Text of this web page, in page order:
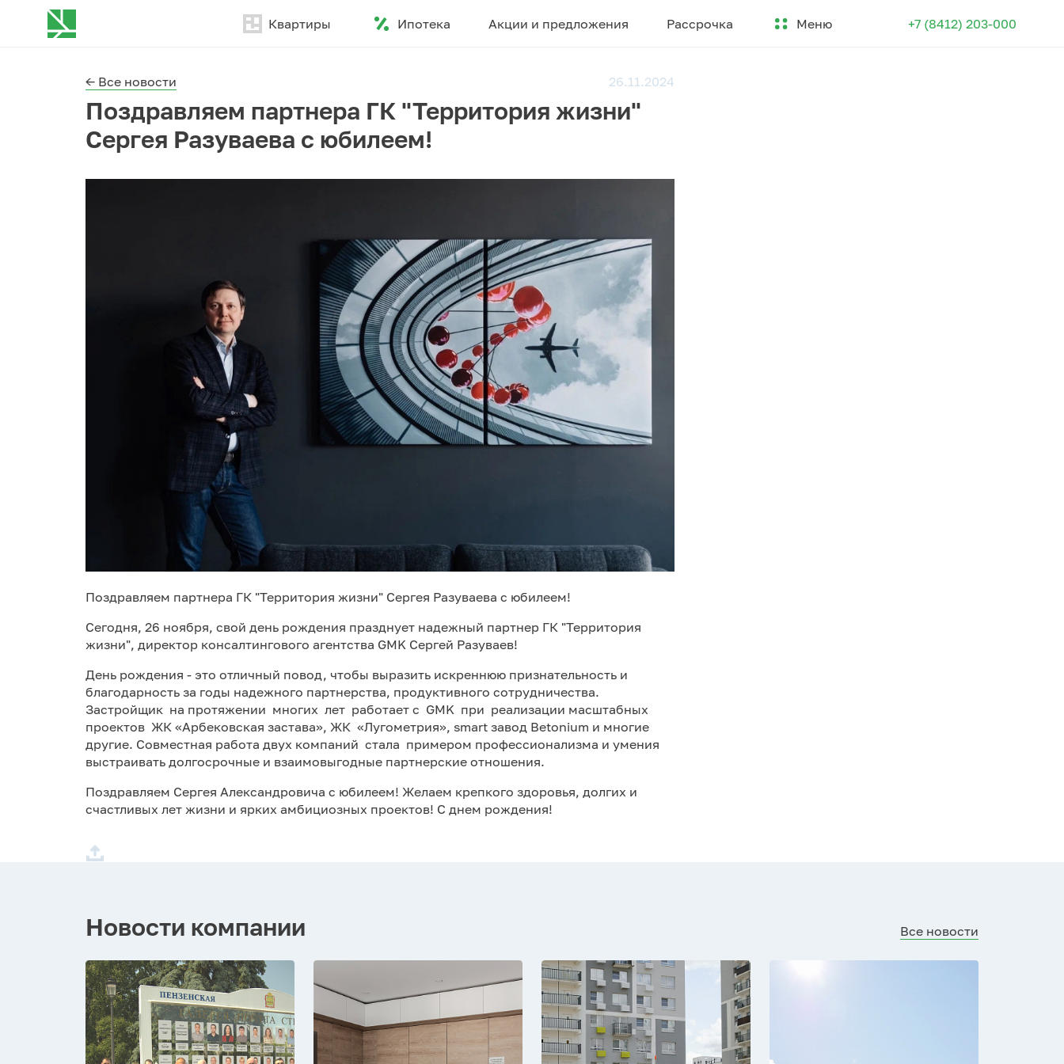
Квартиры Ипотека Акции и предложения Рассрочка Меню +7 (8412) 203-000
← Все новости 26.11.2024
Поздравляем партнера ГК "Территория жизни"
Сергея Разуваева с юбилеем!
Поздравляем партнера ГК "Территория жизни" Сергея Разуваева с юбилеем!
Сегодня, 26 ноября, свой день рождения празднует надежный партнер ГК "Территория
жизни", директор консалтингового агентства GMK Сергей Разуваев!
День рождения - это отличный повод, чтобы выразить искреннюю признательность и
благодарность за годы надежного партнерства, продуктивного сотрудничества.
Застройщик на протяжении многих лет работает с GMK при реализации масштабных
проектов ЖК «Арбековская застава», ЖК «Лугометрия», smart завод Betonium и многие
другие. Совместная работа двух компаний стала примером профессионализма и умения
выстраивать долгосрочные и взаимовыгодные партнерские отношения.
Поздравляем Сергея Александровича с юбилеем! Желаем крепкого здоровья, долгих и
счастливых лет жизни и ярких амбициозных проектов! С днем рождения!
Новости компании Все новости